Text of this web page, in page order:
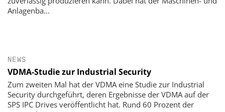
Anlagenba...
NEWS
VDMA-Studie zur Industrial Security
Zum zweiten Mal hat der VDMA eine Studie zur Industrial
Security durchgeführt, deren Ergebnisse der VDMA auf der
SPS IPC Drives veröffentlicht hat. Rund 60 Prozent der